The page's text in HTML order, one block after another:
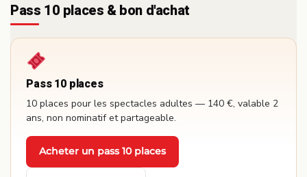
Pass 10 places & bon d'achat
Pass 10 places
10 places pour les spectacles adultes — 140 €, valable 2
ans, non nominatif et partageable.
Acheter un pass 10 places